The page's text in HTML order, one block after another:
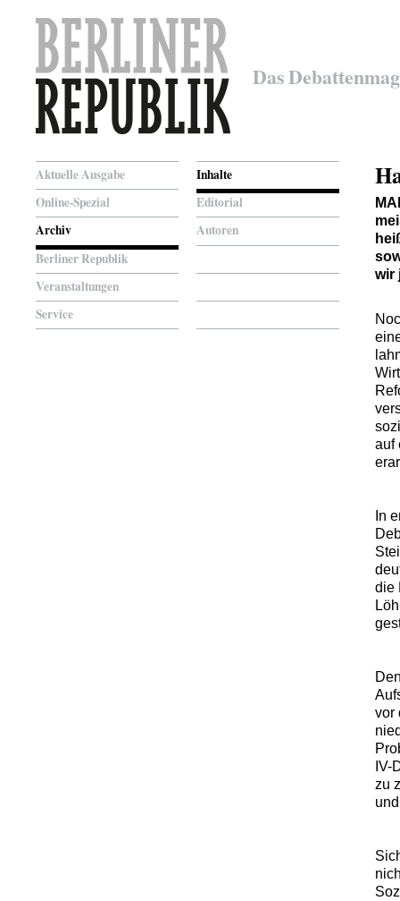
Das
Aktuelle Ausgabe
Online-Spezial
Archiv
Berliner Republik
Veranstaltungen
Service
Inhalte
Editorial
Autoren
wir
auf
In
die
vor
IV-
zu